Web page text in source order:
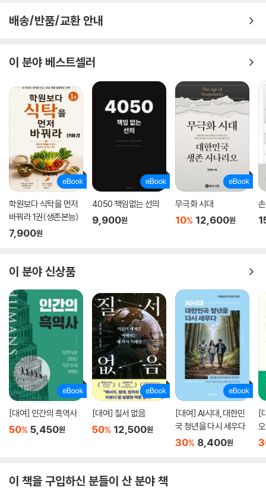
환경문제는 미래사회가 대면해야 할 가장 큰 도전이다. 환경문제에 어떻게
미래에 우리가 공통으로 해결해야 할 숙제
미래사회의 전망이라는 큰 주제를 깊이 들여다보면 몇 가지 구체적인 이슈
가 보인다. 기후변화와 에너지 문제, 디지털화와 정보 보호, 인공지능과 미
래의 일자리, 세계화와 국제 협력 등이다.
기후변화로 인한 사회 경제적 영향은 가늠하기 어려울 만큼 클 것이다. 신
재생에너지로 표상되는 지속 가능한 에너지 자원의 개발과 에너지 효율성
제고는 기후변화에 대응하는 핵심 방안이 될 것이다.
로봇과 인공지능으로 대표되는 디지털 기술의 급속한 발전은 경제 분야에
서 새로운 기회를 제공하지만, 동시에 새로운 과제도 부여한다. 예컨대 디
향을 끼칠 것이다. 일부 일자리는 사라지거나 대체되고, 지금껏 본 적 없는
새로운 직업이 생겨날 것이다.
지구의 환경문제 앞에서는 전 세계가 하나로 엮인 공동운명체다. 선진국과
개발도상국이 함께 국가 간 격차를 줄이면서, 함께 지속 가능한 미래를 모
색해야 한다.
한국의 미래와 함께
우리 사회가 풀어야 할 핵심 주제들
글로벌 차원에서 미래에 해결해야 할 이슈와 그에 따른 대안을 모색했다면
이제 시선을 국내로 돌려 한국의 변화에 어떻게 대응해야 할지 진지하게
한국, 또는 한국인이 다가올 미래에 해결해야 할 과제는 크게 4가지 주제
배송/반품/교환 안내
이 분야 베스트셀러
학원보다 식탁을 먼저
바꿔라 1권(생존본능)
7,900원
4050 책임없는 선의
9,900원
무극화 시대
10% 12,600원
이 분야 신상품
[대여] 인간의 흑역사
50% 5,450원
[대여] 질서 없음
50% 12,500원
[대여] AI시대, 대한민
국 청년을 다시 세우다
30% 8,400원
[
이 책을 구입하신 분들이 산 분야 책